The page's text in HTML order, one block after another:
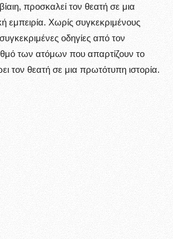
προσκαλεί τον θεατή σε μια
εμπειρία. Χωρίς συγκεκριμένους
οδηγίες από τον
των ατόμων που απαρτίζουν το
τον θεατή σε μια πρωτότυπη ιστορία.